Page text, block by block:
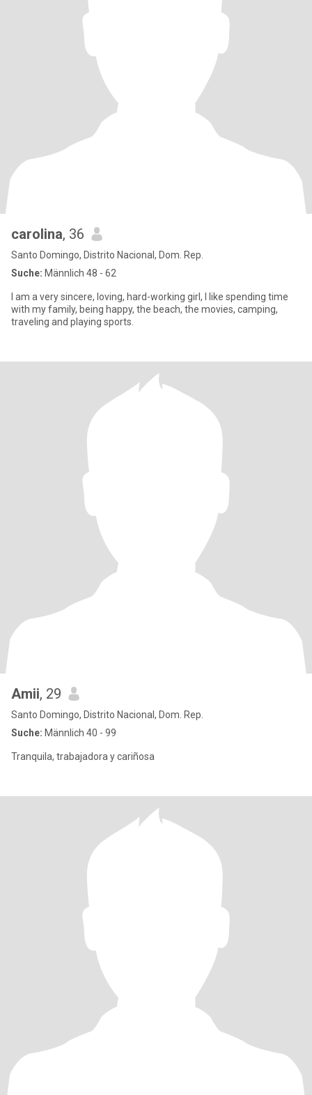
carolina, 36
Santo Domingo, Distrito Nacional, Dom. Rep.
Suche: Männlich 48 - 62
I am a very sincere, loving, hard-working girl, I like spending time
with my family, being happy, the beach, the movies, camping,
traveling and playing sports.
Amii, 29
Santo Domingo, Distrito Nacional, Dom. Rep.
Suche: Männlich 40 - 99
Tranquila, trabajadora y cariñosa